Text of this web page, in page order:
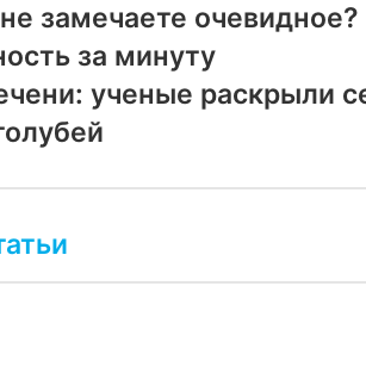
замечаете очевидное?
за минуту
ученые раскрыли